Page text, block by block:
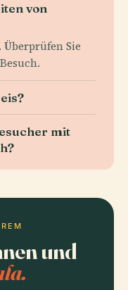
von
Überprüfen Sie
mit
und